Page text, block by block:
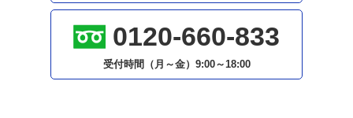
0120-660-833
受付時間（月～金） 9:00～18:00